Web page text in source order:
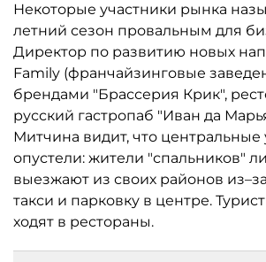
Некоторые участники рынка
летний сезон провальным для
Директор по развитию новых
Family (франчайзинговые
брендами "Брассерия Крик",
русский гастропаб "Иван да
Митчина видит, что центральные
опустели: жители "спальников"
выезжают из своих районов
такси и парковку в центре.
ходят в рестораны.